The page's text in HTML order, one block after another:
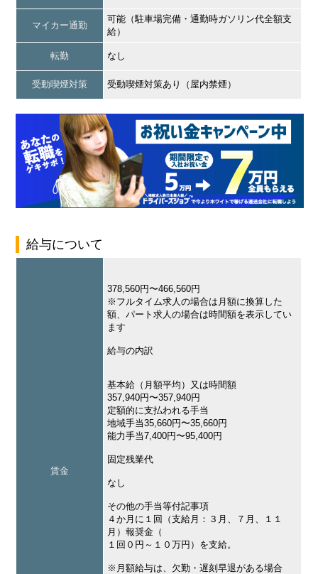
マイカー通勤
可能（駐車場完備・通勤時ガソリン代全額支
給）
転勤 なし
受動喫煙対策 受動喫煙対策あり（屋内禁煙）
給与について
賃金
378,560円〜466,560円
※フルタイム求人の場合は月額に換算した
額、パート求人の場合は時間額を表示してい
ます
給与の内訳
基本給（月額平均）又は時間額
357,940円〜357,940円
定額的に支払われる手当
地域手当35,660円〜35,660円
能力手当7,400円〜95,400円
固定残業代
なし
その他の手当等付記事項
４か月に１回（支給月：３月、７月、１１
月）報奨金（
１回０円～１０万円）を支給。
※月額給与は、欠勤・遅刻早退がある場合